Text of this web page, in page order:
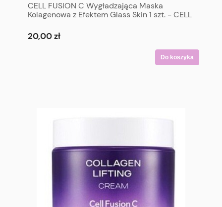
CELL FUSION C Wygładzająca Maska
Kolagenowa z Efektem Glass Skin 1 szt. - CELL
20,00 zł
Do koszyka